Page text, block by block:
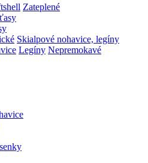
Zateplené
Skialpové nohavice, legíny
Legíny Nepremokavé